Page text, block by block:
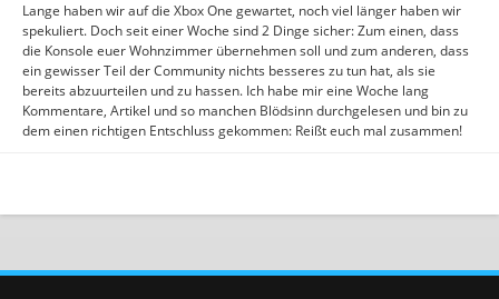
Lange haben wir auf die Xbox One gewartet, noch viel länger haben wir
spekuliert. Doch seit einer Woche sind 2 Dinge sicher: Zum einen, dass
die Konsole euer Wohnzimmer übernehmen soll und zum anderen, dass
ein gewisser Teil der Community nichts besseres zu tun hat, als sie
bereits abzuurteilen und zu hassen. Ich habe mir eine Woche lang
Kommentare, Artikel und so manchen Blödsinn durchgelesen und bin zu
dem einen richtigen Entschluss gekommen: Reißt euch mal zusammen!